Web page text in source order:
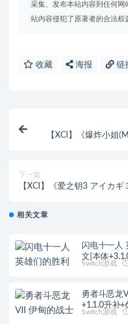
采集、发布本站内容到任何
站内容侵犯了原著者的合法权
收藏 海报 链
【XCI】《爆炸小姐
下一篇
【XCI】《爱之钥3 アイカギ
相关文章
闪电十一人
文|本体
Switch游戏
勇者斗恶龙
+1.1.0升补
Switch游戏